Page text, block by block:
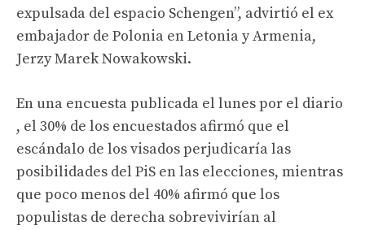
expulsada del espacio Schengen”, advirtió el ex
embajador de Polonia en Letonia y Armenia,
Jerzy Marek Nowakowski.
En una encuesta publicada el lunes por el diario
, el 30% de los encuestados afirmó que el
escándalo de los visados ​​perjudicaría las
posibilidades del PiS en las elecciones, mientras
que poco menos del 40% afirmó que los
populistas de derecha sobrevivirían al